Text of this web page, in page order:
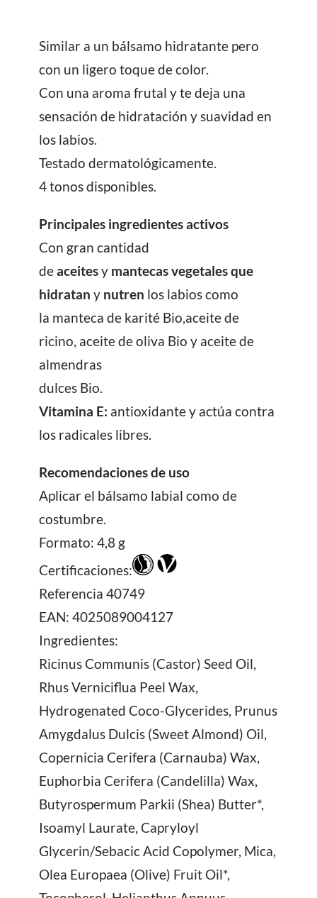
Similar a un bálsamo hidratante pero
con un ligero toque de color.
Con una aroma frutal y te deja una
sensación de hidratación y suavidad en
los labios.
Testado dermatológicamente.
4 tonos disponibles.
Principales ingredientes activos
Con gran cantidad
deaceitesy mantecas vegetales que
hidratan y nutren los labios como
la manteca de karité Bio,aceite de
ricino, aceite de oliva Bio y aceite de
almendras
dulces Bio.
Vitamina E: antioxidante y actúa contra
los radicales libres.
Recomendaciones de uso
Aplicar el bálsamo labial como de
costumbre.
Formato: 4,8 g
Certificaciones:
Referencia 40749
EAN: 4025089004127
Ingredientes:
Ricinus Communis (Castor) Seed Oil,
Rhus Verniciflua Peel Wax,
Hydrogenated Coco-Glycerides, Prunus
Amygdalus Dulcis (Sweet Almond) Oil,
Copernicia Cerifera (Carnauba) Wax,
Euphorbia Cerifera (Candelilla) Wax,
Butyrospermum Parkii (Shea) Butter*,
Isoamyl Laurate, Capryloyl
Glycerin/Sebacic Acid Copolymer, Mica,
Olea Europaea (Olive) Fruit Oil*,